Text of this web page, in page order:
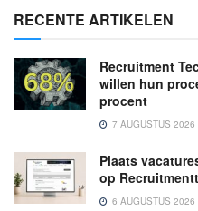
RECENTE ARTIKELEN
Recruitment
willen hun
procent
7 AUGUSTUS 2026
Plaats
op
6 AUGUSTUS 2026